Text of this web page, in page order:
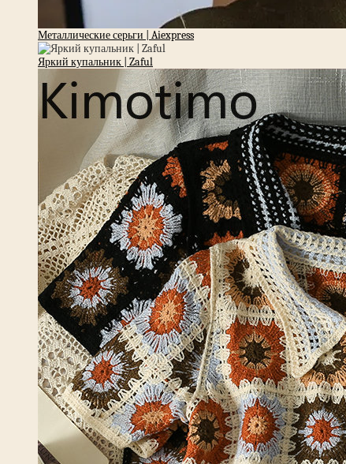
Металлические серьги | Aiexpress
Яркий купальник | Zaful